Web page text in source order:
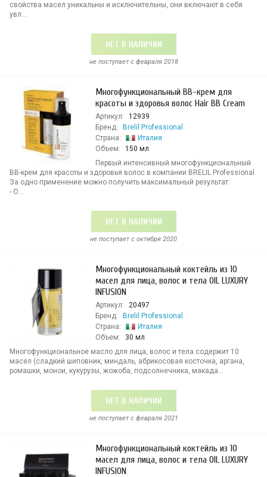
свойства масел уникальны и исключительны, они включают в себя
увл...
НЕТ В НАЛИЧИИ
не поступает c февраля 2018
Многофункциональный BB-крем для
красоты и здоровья волос Hair BB Cream
Артикул:
12939
Бренд:
Brelil Professional
Страна:
Италия
Объем:
150 мл
Первый интенсивный многофункциональный
BB-крем для красоты и здоровья волос в компании BRELIL Professional.
За одно применение можно получить максимальный результат:
- О...
НЕТ В НАЛИЧИИ
не поступает c октября 2020
Многофункциональный коктейль из 10
масел для лица, волос и тела OIL LUXURY
INFUSION
Артикул:
20497
Бренд:
Brelil Professional
Страна:
Италия
Объем:
30 мл
Многофункциональное масло для лица, волос и тела содержит 10
масел (сладкий шиповник, миндаль, абрикосовая косточка, аргана,
ромашки, монои, кукурузы, жожоба, подсолнечника, макада...
НЕТ В НАЛИЧИИ
не поступает c февраля 2021
Многофункциональный коктейль из 10
масел для лица, волос и тела OIL LUXURY
INFUSION